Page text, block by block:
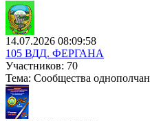
14.07.2026 08:09:58
105 ВДД. ФЕРГАНА
Участников: 70
Тема: Сообщества однополчан